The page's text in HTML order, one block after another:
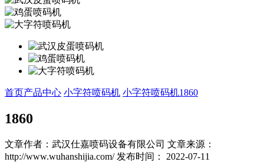
首页产品中心 小字符喷码机 小字符喷码机1860
1860
文章作者：武汉仕嘉喷码设备有限公司 文章来源：
http://www.wuhanshijia.com/ 发布时间： 2022-07-11